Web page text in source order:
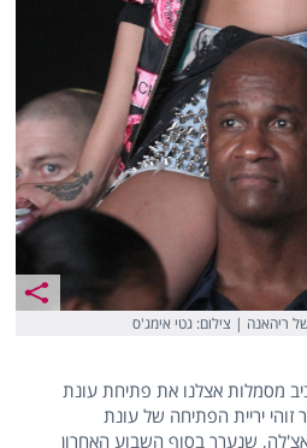
ריהאנה | צילום: גטי אימג'ס
מסמלות אצלנו את פתיחת עונת
יריית הפתיחה של עונת
שנערך בסוף השבוע האחרון